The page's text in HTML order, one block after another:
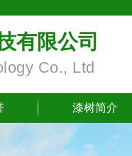
有限公司
Co., Ltd
漆树简介